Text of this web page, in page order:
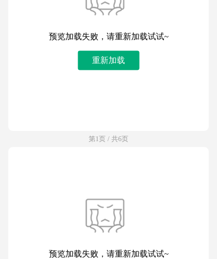
预览加载失败，请重新加载试试~
重新加载
第1页 / 共6页
预览加载失败，请重新加载试试~